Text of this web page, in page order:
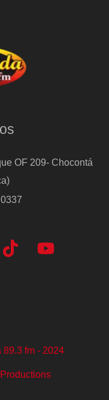
OF 209- Chocontá
fm - 2024